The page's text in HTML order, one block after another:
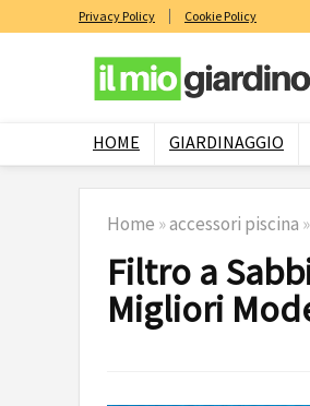
Privacy Policy Cookie Policy
HOME GIARDINAGGIO
Home »accessori piscina »
Filtro a
Migliori